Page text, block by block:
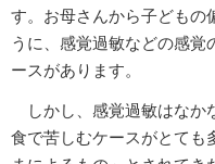
す。お母さんから子どもの
うに、感覚過敏などの感覚
ースがあります。
しかし、感覚過敏はなか
食で苦しむケースがとても